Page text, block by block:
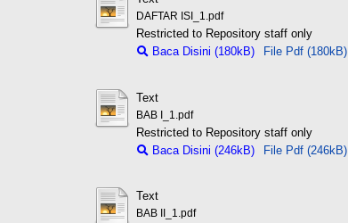
DAFTAR ISI_1.pdf
Restricted to Repository staff only
Baca Disini (180kB)
File Pdf (180kB)
Text
BAB I_1.pdf
Restricted to Repository staff only
Baca Disini (246kB)
File Pdf (246kB)
Text
BAB II_1.pdf